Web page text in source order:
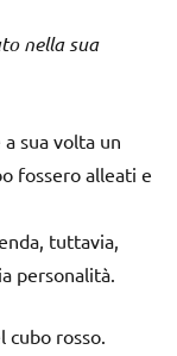
nella sua
sua volta un
fossero alleati e
tuttavia,
personalità.
cubo rosso.